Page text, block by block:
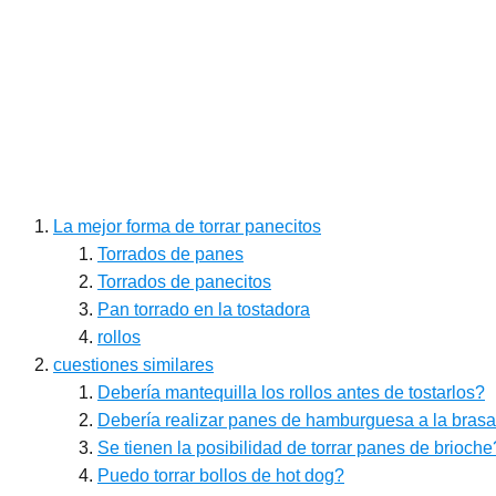
La mejor forma de torrar panecitos
Torrados de panes
Torrados de panecitos
Pan torrado en la tostadora
rollos
cuestiones similares
Debería mantequilla los rollos antes de tostarlos?
Debería realizar panes de hamburguesa a la
Se tienen la posibilidad de torrar panes de
Puedo torrar bollos de hot dog?